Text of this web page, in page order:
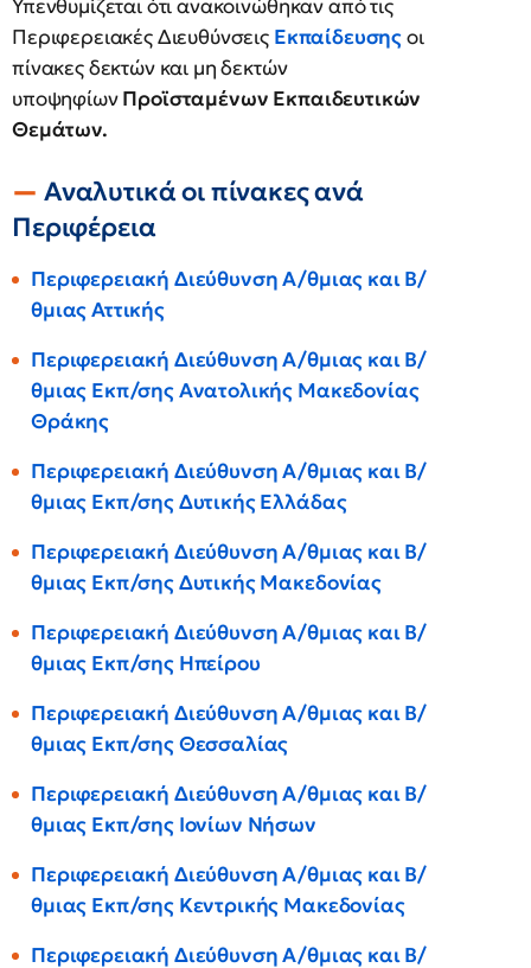
Υπενθυμίζεται ότι ανακοινώθηκαν από τις
Περιφερειακές Διευθύνσεις Εκπαίδευσηςοι
πίνακες δεκτών και μη δεκτών
υποψηφίωνΠροϊσταμένων Εκπαιδευτικών
Θεμάτων.
Αναλυτικά οι πίνακες ανά
Περιφέρεια
Περιφερειακή Διεύθυνση Α/θμιας και Β/
θμιας Αττικής
Περιφερειακή Διεύθυνση Α/θμιας και Β/
θμιας Εκπ/σης Ανατολικής Μακεδονίας
Θράκης
Περιφερειακή Διεύθυνση Α/θμιας και Β/
θμιας Εκπ/σης Δυτικής Ελλάδας
Περιφερειακή Διεύθυνση Α/θμιας και Β/
θμιας Εκπ/σης Δυτικής Μακεδονίας
Περιφερειακή Διεύθυνση Α/θμιας και Β/
θμιας Εκπ/σης Ηπείρου
Περιφερειακή Διεύθυνση Α/θμιας και Β/
θμιας Εκπ/σης Θεσσαλίας
Περιφερειακή Διεύθυνση Α/θμιας και Β/
θμιας Εκπ/σης Ιονίων Νήσων
Περιφερειακή Διεύθυνση Α/θμιας και Β/
θμιας Εκπ/σης Κεντρικής Μακεδονίας
Περιφερειακή Διεύθυνση Α/θμιας και Β/